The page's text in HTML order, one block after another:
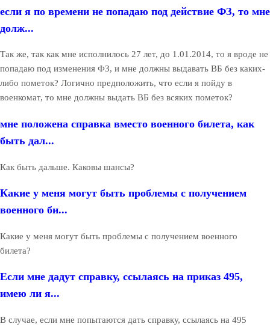
если я по времени не попадаю под действие ФЗ, то мне
долж...
Так же, так как мне исполнилось 27 лет, до 1.01.2014, то я вроде не
попадаю под изменения ФЗ, и мне должны выдавать ВБ без каких-
либо пометок? Логично предположить, что если я пойду в
военкомат, то мне должны выдать ВБ без всяких пометок?
мне положена справка вместо военного билета, как
быть дал...
Как быть дальше. Каковы шансы?
Какие у меня могут быть проблемы с получением
военного би...
Какие у меня могут быть проблемы с получением военного
билета?
Если мне дадут справку, ссылаясь на приказ 495,
имею ли я...
В случае, если мне попытаются дать справку, ссылаясь на 495